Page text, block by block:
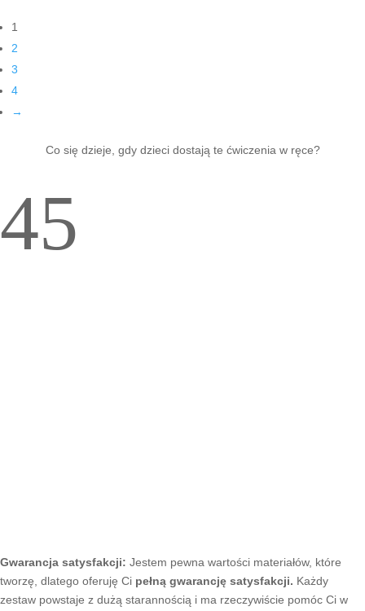
1
2
3
4
→
Co się dzieje, gdy dzieci dostają te ćwiczenia w ręce?
45
Gwarancja satysfakcji: Jestem pewna wartości materiałów, które
tworzę, dlatego oferuję Ci pełną gwarancję satysfakcji. Każdy
zestaw powstaje z dużą starannością i ma rzeczywiście pomóc Ci w